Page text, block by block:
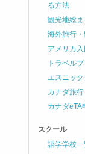
る方法
観光地総ま
海外旅行
アメリカ入
トラベル
エスニッ
カナダ旅
カナダeTA
スクール
語学学校